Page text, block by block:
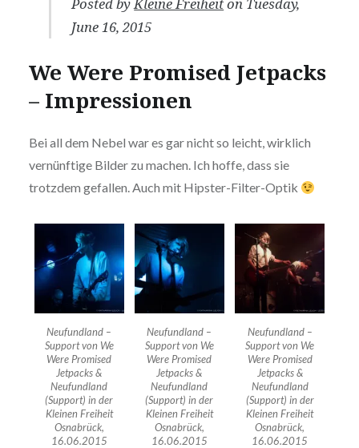
June 16, 2015
We Were Promised Jetpacks
– Impressionen
Bei all dem Nebel war es gar nicht so leicht, wirklich
vernünftige Bilder zu machen. Ich hoffe, dass sie
trotzdem gefallen. Auch mit Hipster-Filter-Optik
Neufundland –
Support von We
Were Promised
Jetpacks &
Neufundland
(Support) in der
Kleinen Freiheit
Osnabrück,
16.06.2015
Neufundland –
Support von We
Were Promised
Jetpacks &
Neufundland
(Support) in der
Kleinen Freiheit
Osnabrück,
16.06.2015
Neufundland –
Support von We
Were Promised
Jetpacks &
Neufundland
(Support) in der
Kleinen Freiheit
Osnabrück,
16.06.2015